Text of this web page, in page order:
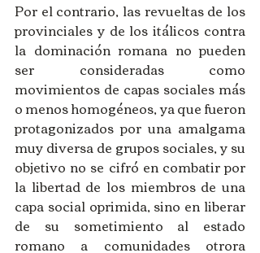
Por el contrario, las revueltas de los
provinciales y de los itálicos contra
la dominación romana no pueden
ser consideradas como
movimientos de capas sociales más
o menos homogéneos, ya que fueron
protagonizados por una amalgama
muy diversa de grupos sociales, y su
objetivo no se cifró en combatir por
la libertad de los miembros de una
capa social oprimida, sino en liberar
de su sometimiento al estado
romano a comunidades otrora